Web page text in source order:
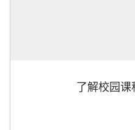
了解校园